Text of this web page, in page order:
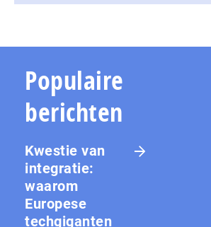
Populaire
berichten
Kwestie van
integratie:
waarom
Europese
techgiganten